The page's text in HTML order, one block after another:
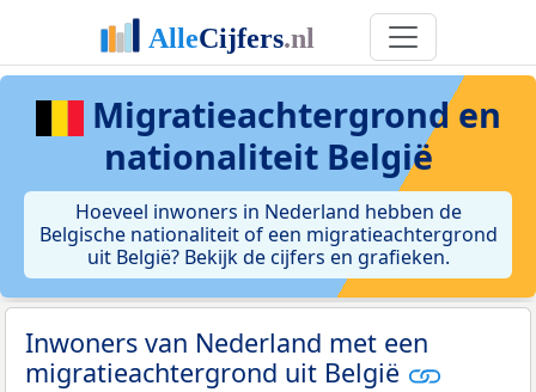
Migratieachtergrond en
nationaliteit België
Hoeveel inwoners in Nederland hebben de
Belgische nationaliteit of een migratieachtergrond
uit België? Bekijk de cijfers en grafieken.
Inwoners van Nederland met een
migratieachtergrond uit België